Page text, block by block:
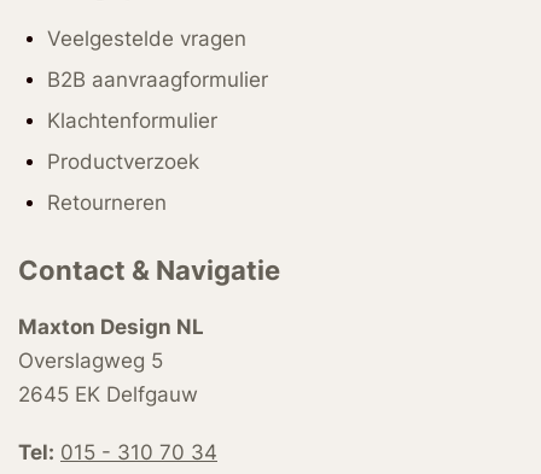
Veelgestelde vragen
B2B aanvraagformulier
Klachtenformulier
Productverzoek
Retourneren
Contact & Navigatie
Maxton Design NL
Overslagweg 5
2645 EK Delfgauw
Tel: 015 - 310 70 34